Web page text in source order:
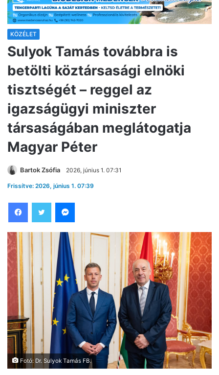
KÖZÉLET
Sulyok Tamás továbbra is
betölti köztársasági elnöki
tisztségét – reggel az
igazságügyi miniszter
társaságában meglátogatja
Magyar Péter
Bartok Zsófia 2026, június 1. 07:31
Frissítve: 2026, június 1. 07:39
Fotó: Dr. Sulyok Tamás FB.